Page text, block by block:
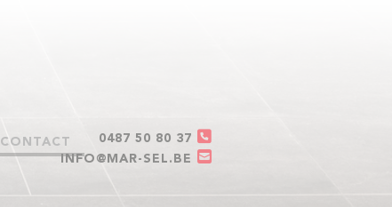
CONTACT
0487 50 80 37
INFO@MAR-SEL.BE